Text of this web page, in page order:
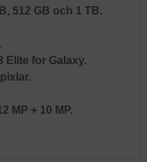
512 GB och 1 TB.
Elite for Galaxy.
MP + 10 MP.